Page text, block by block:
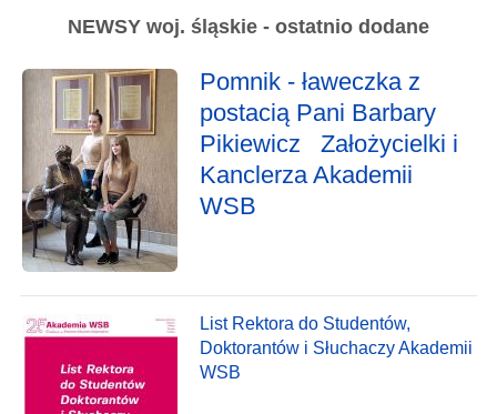
NEWSY woj. śląskie - ostatnio dodane
Pomnik - ławeczka z
postacią Pani Barbary
Pikiewicz Założycielki i
Kanclerza Akademii
WSB
List Rektora do Studentów,
Doktorantów i Słuchaczy Akademii
WSB